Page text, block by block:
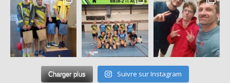
Charger plus Suivre sur Instagram